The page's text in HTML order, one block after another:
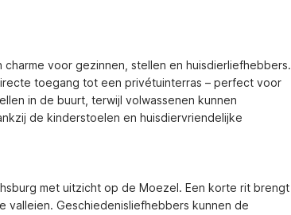
voor gezinnen, stellen en huisdierliefhebbers.
toegang tot een privétuinterras – perfect voor
in de buurt, terwijl volwassenen kunnen
de kinderstoelen en huisdiervriendelijke
met uitzicht op de Moezel. Een korte rit brengt
valleien. Geschiedenisliefhebbers kunnen de